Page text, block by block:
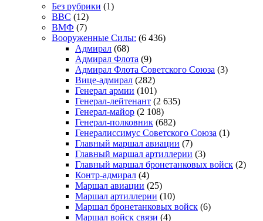
Без рубрики (1)
ВВС (12)
ВМФ (7)
Вооруженные Силы: (6 436)
Адмирал (68)
Адмирал Флота (9)
Адмирал Флота Советского Союза (3)
Вице-адмирал (282)
Генерал армии (101)
Генерал-лейтенант (2 635)
Генерал-майор (2 108)
Генерал-полковник (682)
Генералиссимус Советского Союза (1)
Главный маршал авиации (7)
Главный маршал артиллерии (3)
Главный маршал бронетанковых войск (2)
Контр-адмирал (4)
Маршал авиации (25)
Маршал артиллерии (10)
Маршал бронетанковых войск (6)
Маршал войск связи (4)